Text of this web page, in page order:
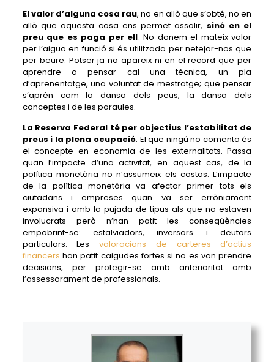
El valor d’alguna cosa rau, no en allò que s’obté, no en
allò que aquesta cosa ens permet assolir, sinó en el
preu que es paga per ell. No donem el mateix valor
per l’aigua en funció si és utilitzada per netejar-nos que
per beure. Potser ja no apareix ni en el record que per
aprendre a pensar cal una tècnica, un pla
d’aprenentatge, una voluntat de mestratge; que pensar
s’aprèn com la dansa dels peus, la dansa dels
conceptes i de les paraules.
La Reserva Federal té per objectius l’estabilitat de
preus i la plena ocupació. El que ningú no comenta és
el concepte en economia de les externalitats. Passa
quan l’impacte d’una activitat, en aquest cas, de la
política monetària no n’assumeix els costos. L’impacte
de la política monetària va afectar primer tots els
ciutadans i empreses quan va ser erròniament
expansiva i amb la pujada de tipus als que no estaven
involucrats però n’han patit les conseqüències
empobrint-se: estalviadors, inversors i deutors
particulars. Lesvaloracions de carteres d’actius
financers han patit caigudes fortes si no es van prendre
decisions, per protegir-se amb anterioritat amb
l’assessorament de professionals.